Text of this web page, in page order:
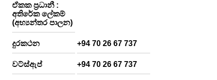
ඒකක ප්‍රධානී :
අතිරේක ලේකම්
(අභ්‍යන්තර පාලන)
දුරකථන +94 70 26 67 737
වට්ස්ඇප් +94 70 26 67 737